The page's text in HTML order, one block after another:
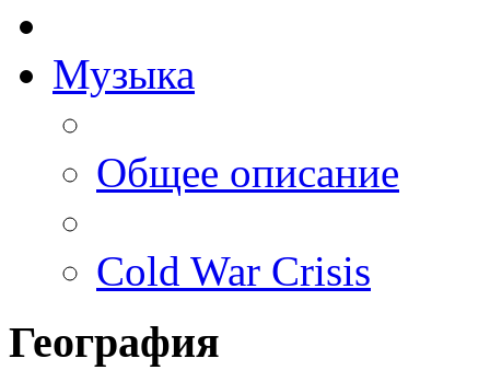
Музыка
Общее описание
Cold War Crisis
География